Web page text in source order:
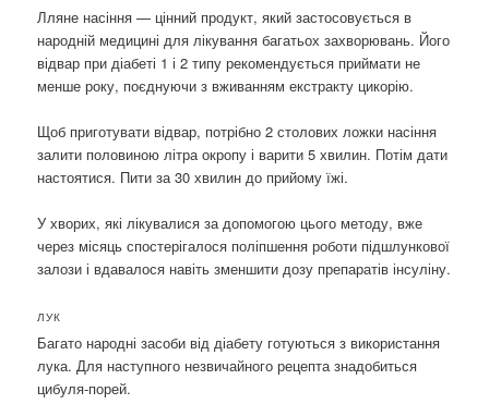
Лляне насіння — цінний продукт, який застосовується в
народній медицині для лікування багатьох захворювань. Його
відвар при діабеті 1 і 2 типу рекомендується приймати не
менше року, поєднуючи з вживанням екстракту цикорію.
Щоб приготувати відвар, потрібно 2 столових ложки насіння
залити половиною літра окропу і варити 5 хвилин. Потім дати
настоятися. Пити за 30 хвилин до прийому їжі.
У хворих, які лікувалися за допомогою цього методу, вже
через місяць спостерігалося поліпшення роботи підшлункової
залози і вдавалося навіть зменшити дозу препаратів інсуліну.
ЛУК
Багато народні засоби від діабету готуються з використання
лука. Для наступного незвичайного рецепта знадобиться
цибуля-порей.